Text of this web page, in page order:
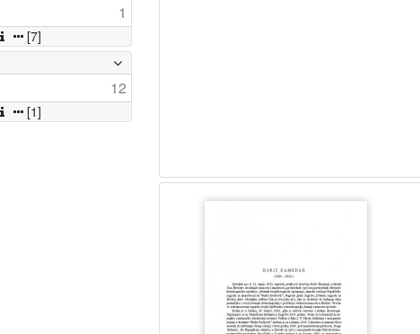
1
[7]
12
[1]